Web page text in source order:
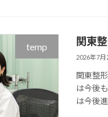
temp 関東
2026年7月
関東整
は今後
は今後